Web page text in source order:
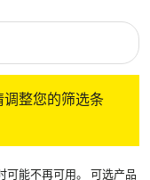
整您的筛选条
可能不再可用。 可选产品